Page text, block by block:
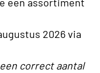
2026 via
correct aantal